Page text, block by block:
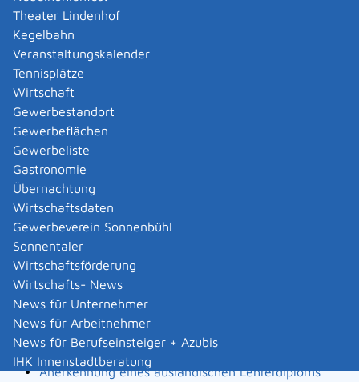
Theater Lindenhof
Kegelbahn
Veranstaltungskalender
Tennisplätze
Wirtschaft
Gewerbestandort
Gewerbeflächen
Gewerbeliste
Gastronomie
Übernachtung
Wirtschaftsdaten
Gewerbeverein Sonnenbühl
Sonnentaler
Wirtschaftsförderung
Wirtschafts- News
News für Unternehmer
News für Arbeitnehmer
News für Berufseinsteiger + Azubis
IHK Innenstadtberatung
Andere Strafanzeige stellen
Änderung bezüglich des Betriebs gentechnischer
Anlagen mitteilen
Änderung der Gemeinschaftslizenz beantragen
Änderung des Entwicklungsziels einer Ökokonto-
Maßnahme beantragen
Änderung des Wohnsitzes innerhalb derselben
Stadt oder Gemeinde melden
Änderung nach Beantragung oder bei Bezug von
Bürgergeld mitteilen
Änderung persönlicher Daten der Hochschule
mitteilen
Änderungen an die Krankenkasse melden
Anerkennung als gemeinnützige Stiftung
beantragen
Anerkennung als Pharmaberater beantragen
Anerkennung als Prüf-, Zertifizierung- oder
Überwachungsstelle (PÜZ-Stelle) nach
Landesbauordnung
Anerkennung eines ausländischen Lehrerdiploms